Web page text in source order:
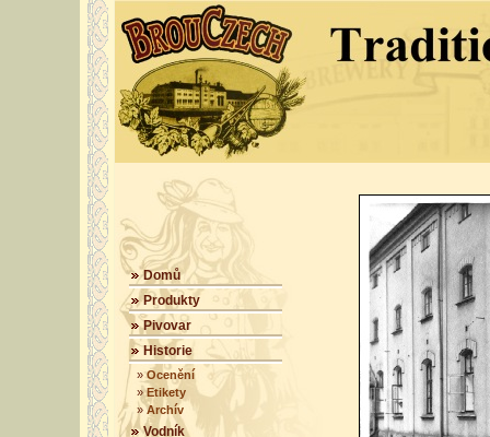
Domů
Produkty
Pivovar
Historie
»Ocenění
»Etikety
»Archív
Vodník